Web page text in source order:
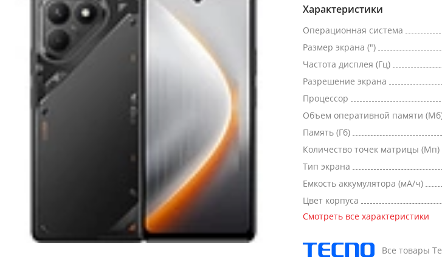
Характеристики
Операционная система
Размер экрана (")
Частота дисплея (Гц)
Разрешение экрана
Процессор
Объем оперативной памяти
Память (Гб)
Количество точек матрицы (Мп)
Тип экрана
Емкость аккумулятора (мА/ч)
Цвет корпуса
Смотреть все характеристики
Все товары